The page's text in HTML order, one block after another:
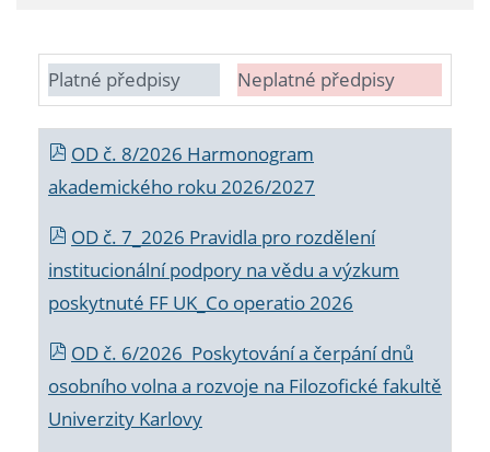
Platné předpisy Neplatné předpisy
OD č. 8/2026 Harmonogram
akademického roku 2026/2027
OD č. 7_2026 Pravidla pro rozdělení
institucionální podpory na vědu a výzkum
poskytnuté FF UK_Co operatio 2026
OD č. 6/2026 Poskytování a čerpání dnů
osobního volna a rozvoje na Filozofické fakultě
Univerzity Karlovy